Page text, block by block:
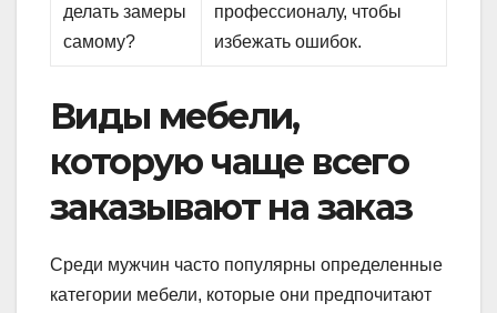
делать замеры
самому?
профессионалу, чтобы
избежать ошибок.
Виды мебели,
которую чаще всего
заказывают на заказ
Среди мужчин часто популярны определенные
категории мебели, которые они предпочитают